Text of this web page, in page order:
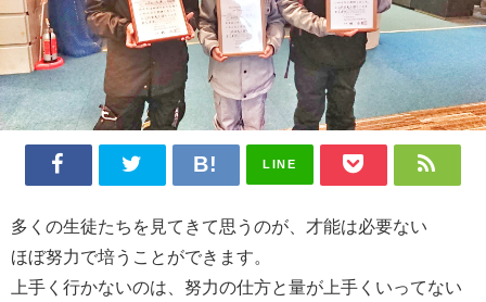
LINE
多くの生徒たちを見てきて思うのが、才能は必要ない
ほぼ努力で培うことができます。
上手く行かないのは、努力の仕方と量が上手くいってない